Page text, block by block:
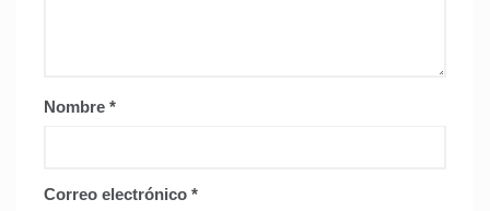
Nombre *
Correo electrónico *